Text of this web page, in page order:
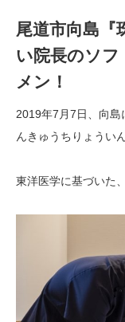
尾道市向島『
い院長のソフ
メン！
2019年7月7日、向島
んきゅうちりょうい
東洋医学に基づいた